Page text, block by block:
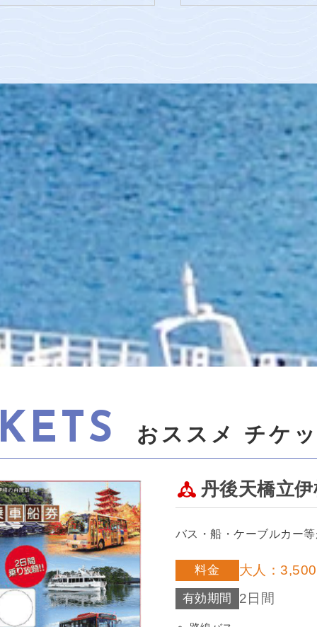
おススメ チケ
丹後天橋立
バス・船・ケーブルカー
料金 大人：
有効期間 2日間